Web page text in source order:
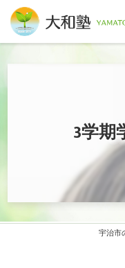
3学期
宇治市